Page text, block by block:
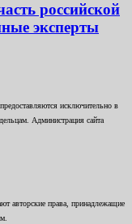
российской
эксперты
исключительно в
Администрация сайта
авторские права, принадлежащие